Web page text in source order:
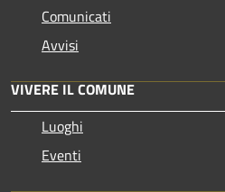
Comunicati
Avvisi
VIVERE IL COMUNE
Luoghi
Eventi